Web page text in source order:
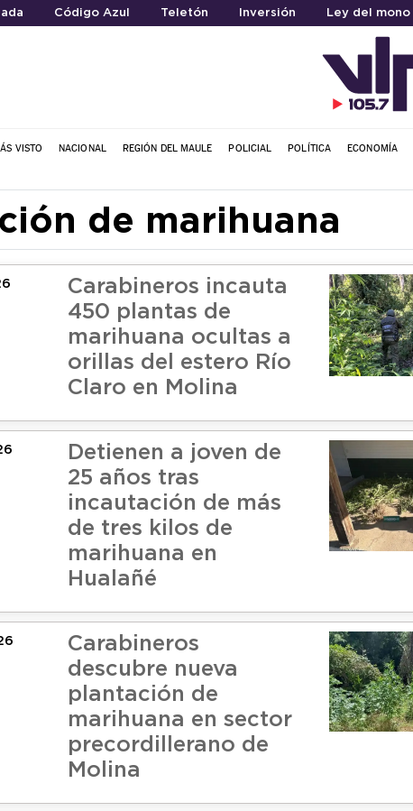
Código Azul Teletón Inversión Ley del mono
VISTO NACIONAL REGIÓN DEL MAULE POLICIAL POLÍTICA ECONOMÍA
de marihuana
Carabineros incauta
450 plantas de
marihuana ocultas a
orillas del estero Río
Claro en Molina
Detienen a joven de
25 años tras
incautación de más
de tres kilos de
marihuana en
Hualañé
Carabineros
descubre nueva
plantación de
marihuana en sector
precordillerano de
Molina